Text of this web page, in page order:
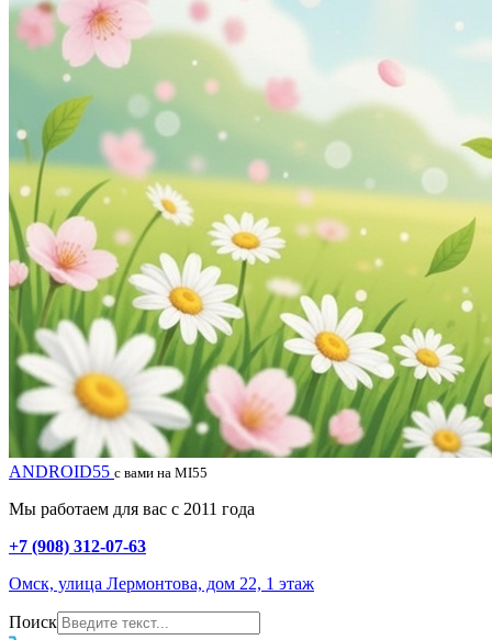
ANDROID55 с вами на MI55
Мы работаем для вас с 2011 года
+7 (908) 312-07-63
Омск, улица Лермонтова, дом 22, 1 этаж
Поиск